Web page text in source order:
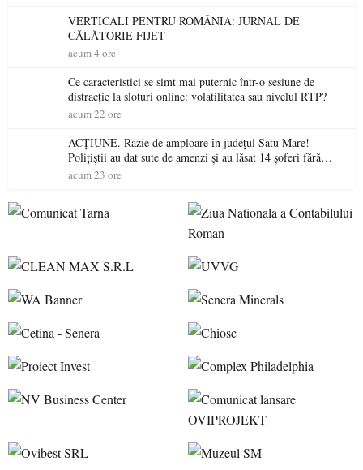
VERTICALI PENTRU ROMÂNIA: JURNAL DE
CĂLĂTORIE FIJET
acum 4 ore
Ce caracteristici se simt mai puternic într-o sesiune de
distracție la sloturi online: volatilitatea sau nivelul RTP?
acum 22 ore
ACȚIUNE. Razie de amploare în județul Satu Mare!
Polițiștii au dat sute de amenzi și au lăsat 14 șoferi fără
permis într-o singură zi
acum 23 ore